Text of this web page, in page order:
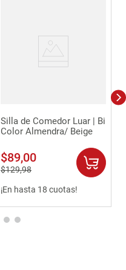
Silla de Comedor Luar | Bi
Color Almendra/ Beige
$89,00
$129,98
¡En hasta 18 cuotas!